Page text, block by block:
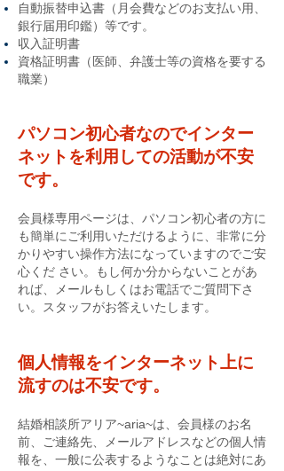
自動振替申込書（月会費などのお支払い用、
銀行届用印鑑）等です。
収入証明書
資格証明書（医師、弁護士等の資格を要する
職業）
パソコン初心者なのでインター
ネットを利用しての活動が不安
です。
会員様専用ページは、パソコン初心者の方に
も簡単にご利用いただけるように、非常に分
かりやすい操作方法になっていますのでご安
心くだ さい。もし何か分からないことがあ
れば、メールもしくはお電話でご質問下さ
い。スタッフがお答えいたします。
個人情報をインターネット上に
流すのは不安です。
結婚相談所アリア~aria~は、会員様のお名
前、ご連絡先、メールアドレスなどの個人情
報を、一般に公表するようなことは絶対にあ